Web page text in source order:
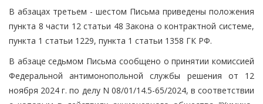
В абзацах третьем - шестом Письма приведены положения
пункта 8 части 12 статьи 48 Закона о контрактной системе,
пункта 1 статьи 1229, пункта 1 статьи 1358 ГК РФ.
В абзаце седьмом Письма сообщено о принятии комиссией
Федеральной антимонопольной службы решения от 12
ноября 2024 г. по делу N 08/01/14.5-65/2024, в соответствии